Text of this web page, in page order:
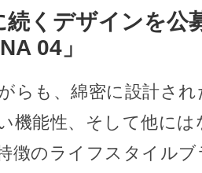
くデザインを公
04」
らも、綿密に設計さ
機能性、そして他に
徴のライフスタイル